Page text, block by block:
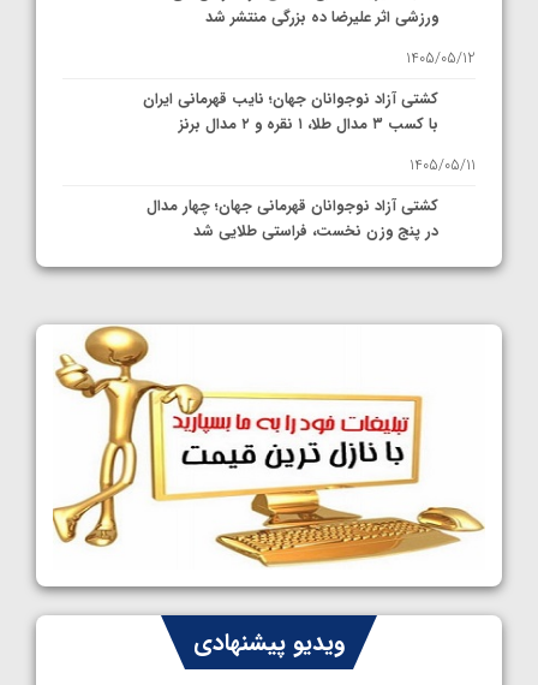
ورزشی اثر علیرضا ده بزرگی منتشر شد
1405/05/12
کشتی آزاد نوجوانان جهان؛ نایب قهرمانی ایران
با کسب ۳ مدال طلا، ۱ نقره و ۲ مدال برنز
1405/05/11
کشتی آزاد نوجوانان قهرمانی جهان؛ چهار مدال
در پنج وزن نخست، فراستی طلایی شد
1405/05/11
کشتی آزاد نوجوانان جهان؛ رقبای نمایندگان
ایران مشخص شدند
1405/05/08
کشتی فرنگی نوجوانان جهان؛ سکوی تیمی
سوم برای ایران
1405/05/07
ایران چشم به راه چهار مدال در پنج وزن دوم
کشتی فرنگی نوجوانان جهانویدیو پیشنهادی